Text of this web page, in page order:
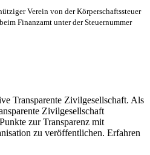
Verein von der Körperschaftssteuer
Finanzamt unter der Steuernummer
Transparente Zivilgesellschaft. Als
Zivilgesellschaft
zur Transparenz mit
zu veröffentlichen. Erfahren